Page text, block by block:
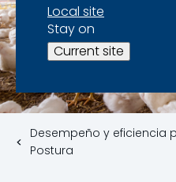
Local site
Stay on
Current site
Desempeño y eficiencia
Postura